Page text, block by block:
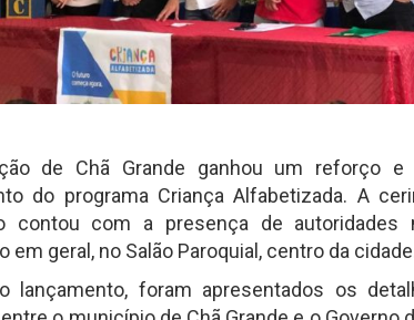
de Chã Grande ganhou um reforço
do programa Criança Alfabetizada. A
contou com a presença de autoridades
em geral, no Salão Paroquial, centro da
lançamento, foram apresentados os